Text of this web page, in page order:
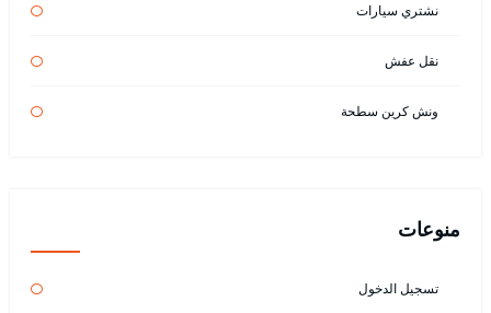
نشتري سيارات
نقل عفش
ونش كرين سطحة
منوعات
تسجيل الدخول